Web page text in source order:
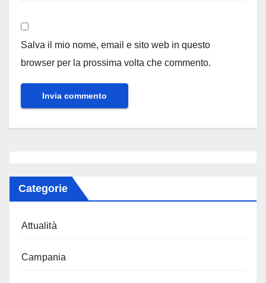
Salva il mio nome, email e sito web in questo
browser per la prossima volta che commento.
Categorie
Attualità
Campania